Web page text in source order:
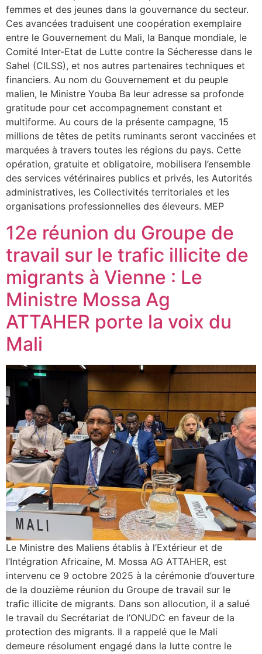
femmes et des jeunes dans la gouvernance du secteur.
Ces avancées traduisent une coopération exemplaire
entre le Gouvernement du Mali, la Banque mondiale, le
Comité Inter-Etat de Lutte contre la Sécheresse dans le
Sahel (CILSS), et nos autres partenaires techniques et
financiers. Au nom du Gouvernement et du peuple
malien, le Ministre Youba Ba leur adresse sa profonde
gratitude pour cet accompagnement constant et
multiforme. Au cours de la présente campagne, 15
millions de têtes de petits ruminants seront vaccinées et
marquées à travers toutes les régions du pays. Cette
opération, gratuite et obligatoire, mobilisera l’ensemble
des services vétérinaires publics et privés, les Autorités
administratives, les Collectivités territoriales et les
organisations professionnelles des éleveurs. MEP
12e réunion du Groupe de
travail sur le trafic illicite de
migrants à Vienne : Le
Ministre Mossa Ag
ATTAHER porte la voix du
Mali
Le Ministre des Maliens établis à l’Extérieur et de
l’Intégration Africaine, M. Mossa AG ATTAHER, est
intervenu ce 9 octobre 2025 à la cérémonie d’ouverture
de la douzième réunion du Groupe de travail sur le
trafic illicite de migrants. Dans son allocution, il a salué
le travail du Secrétariat de l’ONUDC en faveur de la
protection des migrants. Il a rappelé que le Mali
demeure résolument engagé dans la lutte contre le